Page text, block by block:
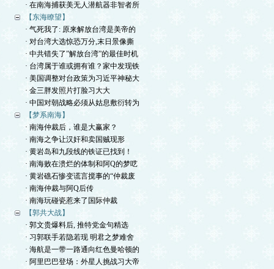
· 在南海捕获美无人潜航器非智者所
【东海瞭望】
· 气死我了: 原来解放台湾是美帝的
· 对台湾大选惊恐万分,末日景像撕
· 中共错失了”解放台湾”的最佳时机
· 台湾属于谁或拥有谁？家中发现铁
· 美国调整对台政策为习近平神秘大
· 金三胖发照片打脸习大大
· 中国对朝战略必须从姑息敷衍转为
【梦系南海】
· 南海仲裁后，谁是大赢家？
· 南海之争让汉奸和卖国贼现形
· 黄岩岛和九段线的铁证已找到！
· 南海败在溃烂的体制和阿Q的梦呓
· 黄岩礁石惨变谎言搅事的“仲裁废
· 南海仲裁与阿Q后传
· 南海玩碰瓷惹来了国际仲裁
【郭共大战】
· 郭文贵爆料后, 推特党金句精选
· 习郭联手若隐若现 明君之梦难舍
· 海航是一带一路通向红色曼哈顿的
· 阿里巴巴登场：外星人挑战习大帝